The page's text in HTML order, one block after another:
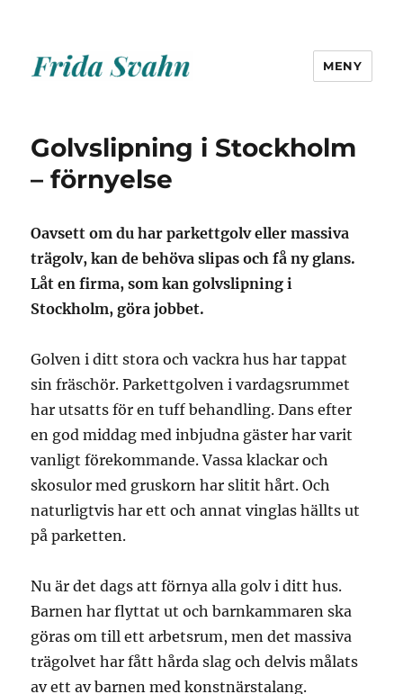
MENY
Golvslipning i Stockholm
– förnyelse
Oavsett om du har parkettgolv eller massiva
trägolv, kan de behöva slipas och få ny glans.
Låt en firma, som kan golvslipning i
Stockholm, göra jobbet.
Golven i ditt stora och vackra hus har tappat
sin fräschör. Parkettgolven i vardagsrummet
har utsatts för en tuff behandling. Dans efter
en god middag med inbjudna gäster har varit
vanligt förekommande. Vassa klackar och
skosulor med gruskorn har slitit hårt. Och
naturligtvis har ett och annat vinglas hällts ut
på parketten.
Nu är det dags att förnya alla golv i ditt hus.
Barnen har flyttat ut och barnkammaren ska
göras om till ett arbetsrum, men det massiva
trägolvet har fått hårda slag och delvis målats
av ett av barnen med konstnärstalang.